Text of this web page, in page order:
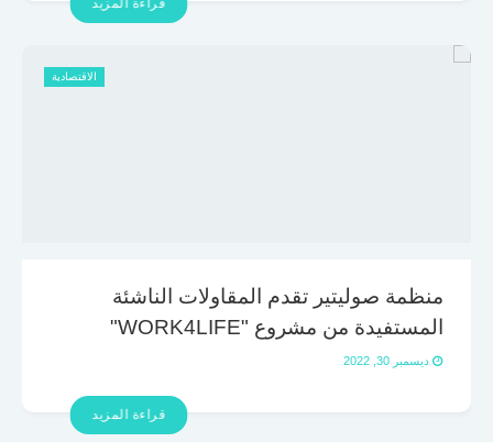
قراءة المزيد
الاقتصادية
منظمة صوليتير تقدم المقاولات الناشئة
المستفيدة من مشروع "WORK4LIFE"
ديسمبر 30, 2022
قراءة المزيد